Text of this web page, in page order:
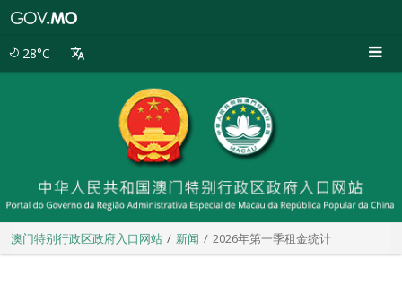
28°C
澳门特别行政区政府入口网站 新闻 2026年第一季租金统计